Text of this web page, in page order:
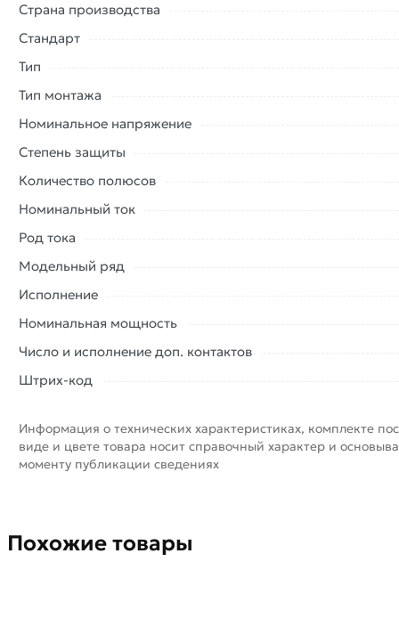
Страна производства
Стандарт
Тип
Тип монтажа
Номинальное напряжение
Степень защиты
Количество полюсов
Номинальный ток
Род тока
Модельный ряд
Исполнение
Номинальная мощность
Число и исполнение доп. контактов
Штрих-код
Информация о технических характеристиках, комплекте
виде и цвете товара носит справочный характер и
моменту публикации сведениях
Похожие товары